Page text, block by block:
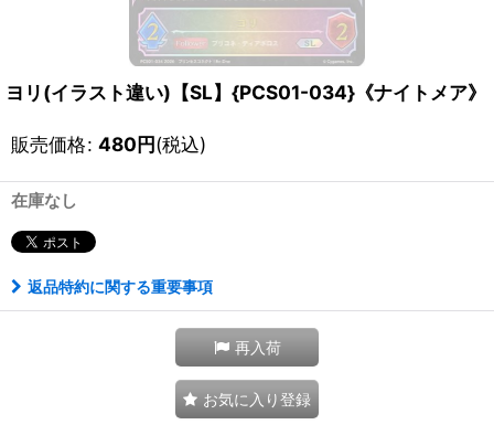
ヨリ(イラスト違い)【SL】{PCS01-034}《ナイトメア》
販売価格: 480円(税込)
在庫なし
返品特約に関する重要事項
再入荷
お気に入り登録